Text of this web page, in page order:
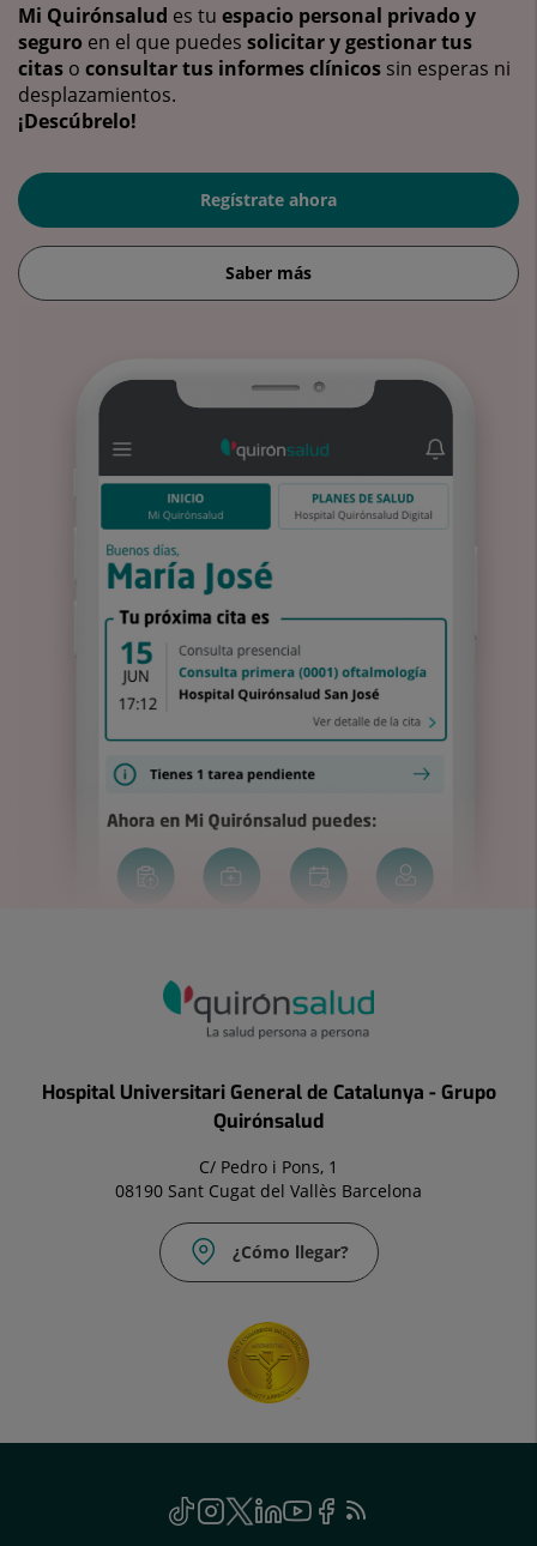
Mi Quirónsalud es tu espacio personal privado y
seguro en el que puedes solicitar y gestionar tus
citas o consultar tus informes clínicos sin esperas ni
desplazamientos.
¡Descúbrelo!
Regístrate ahora
Saber más
Hospital Universitari General de Catalunya - Grupo
Quirónsalud
C/ Pedro i Pons, 1
08190 Sant Cugat del Vallès Barcelona
¿Cómo llegar?
TikTok
Este
enlace
Instagram
Este
enlace
Twitter
Este
enlace
Linkedin
EsteYoutube
Este
enlace
Facebook
Este
enlace
Feed
Este